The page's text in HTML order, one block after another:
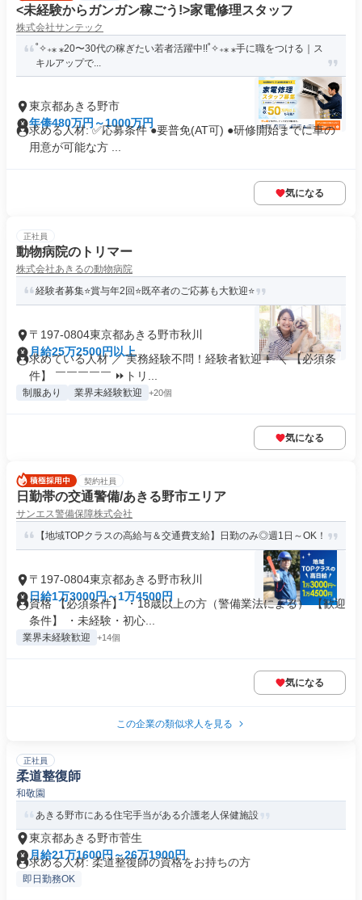
<未経験からガンガン稼ごう!>家電修理スタッフ
株式会社サンテック
˚✧₊⁎ ⁎20〜30代の稼ぎたい若者活躍中!!˚✧₊⁎ ⁎手に職をつける｜ス
キルアップで...
東京都あきる野市
年俸480万円～1000万円
求める人材: ✅️応募条件 ●要普免(AT可) ●研修開始までに車の
用意が可能な方 ...
気になる
正社員
動物病院のトリマー
株式会社あきるの動物病院
経験者募集⭐賞与年2回⭐既卒者のご応募も大歓迎⭐
〒197-0804東京都あきる野市秋川
月給25万2500円以上
求めている人材 ／ 実務経験不問！経験者歓迎！ ＼ 【必須条
件】 ￣￣￣￣￣ ⏩トリ...
制服あり 業界未経験歓迎 +20個
気になる
契約社員
日勤帯の交通警備/あきる野市エリア
サンエス警備保障株式会社
【地域TOPクラスの高給与＆交通費支給】日勤のみ◎週1日～OK！
〒197-0804東京都あきる野市秋川
日給1万3000円～1万4500円
資格 【必須条件】 ・18歳以上の方（警備業法による） 【歓迎
条件】 ・未経験・初心...
業界未経験歓迎 +14個
気になる
この企業の類似求人を見る
正社員
柔道整復師
和敬園
あきる野市にある住宅手当がある介護老人保健施設
東京都あきる野市菅生
月給21万1600円～26万1900円
求める人材: 柔道整復師の資格をお持ちの方
即日勤務OK